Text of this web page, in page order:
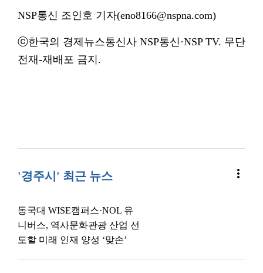
NSP통신 조인호 기자(eno8166@nspna.com)
ⓒ한국의 경제뉴스통신사 NSP통신·NSP TV. 무단
전재-재배포 금지.
'경주시' 최근 뉴스 more_vert
동국대 WISE캠퍼스·NOL 유
니버스, 역사문화관광 산업 선
도할 미래 인재 양성 ‘맞손’